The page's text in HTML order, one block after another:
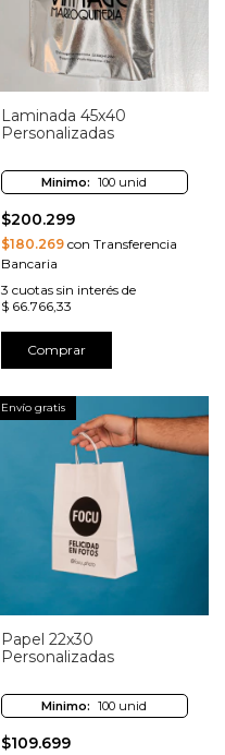
Laminada 45x40
Personalizadas
Minimo: 100 unid
$200.299
$180.269con Transferencia
Bancaria
3 cuotas sin interés de
$ 66.766,33
Comprar
Envío gratis
Papel 22x30
Personalizadas
Minimo: 100 unid
$109.699